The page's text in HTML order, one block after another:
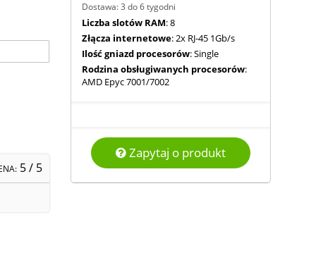
5/ 5
Dostawa: 3 do 6 tygodni
Liczba slotów RAM: 8
Złącza internetowe: 2x RJ-45 1Gb/s
Ilość gniazd procesorów: Single
Rodzina obsługiwanych procesorów:
AMD Epyc 7001/7002
Zapytaj o produkt